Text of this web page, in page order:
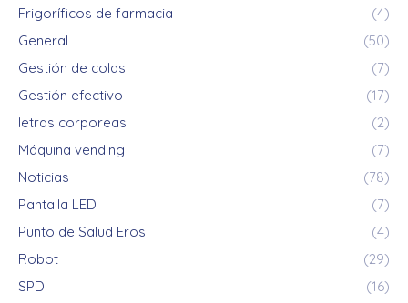
Frigoríficos de farmacia
(4)
General
(50)
Gestión de colas
(7)
Gestión efectivo
(17)
letras corporeas
(2)
Máquina vending
(7)
Noticias
(78)
Pantalla LED
(7)
Punto de Salud Eros
(4)
Robot
(29)
SPD
(16)